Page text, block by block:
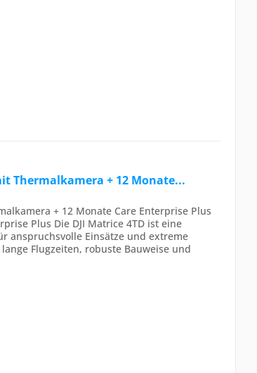
Thermalkamera + 12 Monate...
+ 12 Monate Care Enterprise Plus
Plus Die DJI Matrice 4TD ist eine
anspruchsvolle Einsätze und extreme
Flugzeiten, robuste Bauweise und